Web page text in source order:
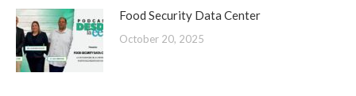
Food Security Data Center
October 20, 2025